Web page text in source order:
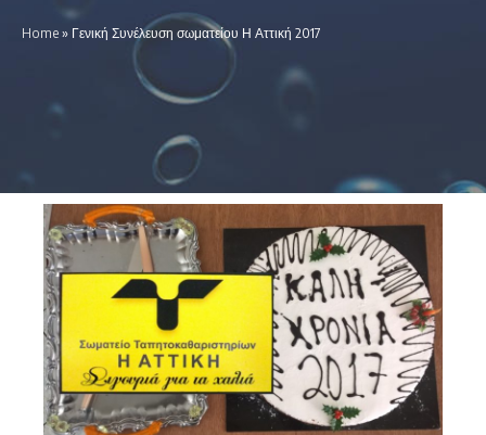
Home » Γενική Συνέλευση σωματείου Η Αττική 2017